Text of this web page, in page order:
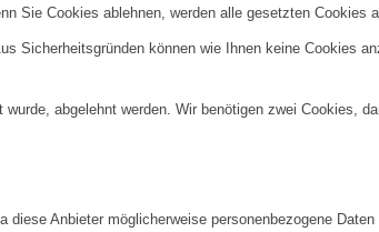
Sie Cookies ablehnen, werden alle gesetzten Cookies
können wie Ihnen keine Cookies
abgelehnt werden. Wir benötigen zwei Cookies,
Anbieter möglicherweise personenbezogene